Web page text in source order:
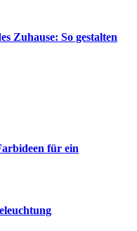
Zuhause: So gestalten
für ein